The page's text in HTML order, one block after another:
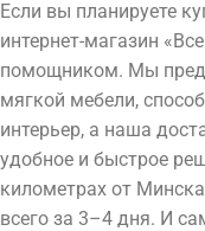
Если вы планируете
интернет-магазин
помощником. Мы
мягкой мебели,
интерьер, а наша
удобное и быстрое
километрах от
всего за 3–4 дня. И